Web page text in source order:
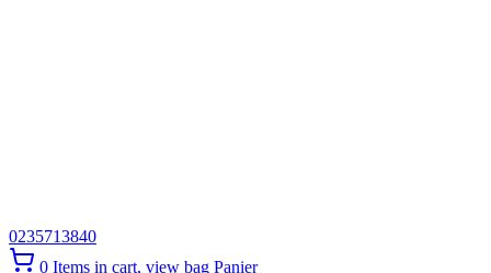
0235713840
0 Items in cart, view bag Panier